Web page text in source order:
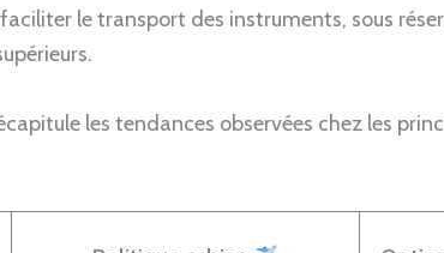
le transport des instruments, sous
les tendances observées chez les